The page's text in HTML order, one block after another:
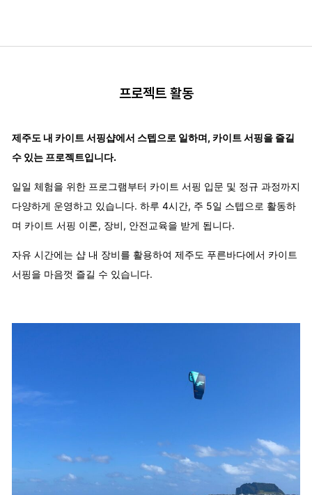
프로젝트 활동
제주도 내 카이트 서핑샵에서 스텝으로 일하며, 카이트 서핑을 즐길
수 있는 프로젝트입니다.
일일 체험을 위한 프로그램부터 카이트 서핑 입문 및 정규 과정까지
다양하게 운영하고 있습니다. 하루 4시간, 주 5일 스텝으로 활동하
며 카이트 서핑 이론, 장비, 안전교육을 받게 됩니다.
자유 시간에는 샵 내 장비를 활용하여 제주도 푸른바다에서 카이트
서핑을 마음껏 즐길 수 있습니다.